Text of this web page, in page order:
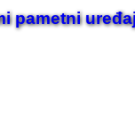
pametni